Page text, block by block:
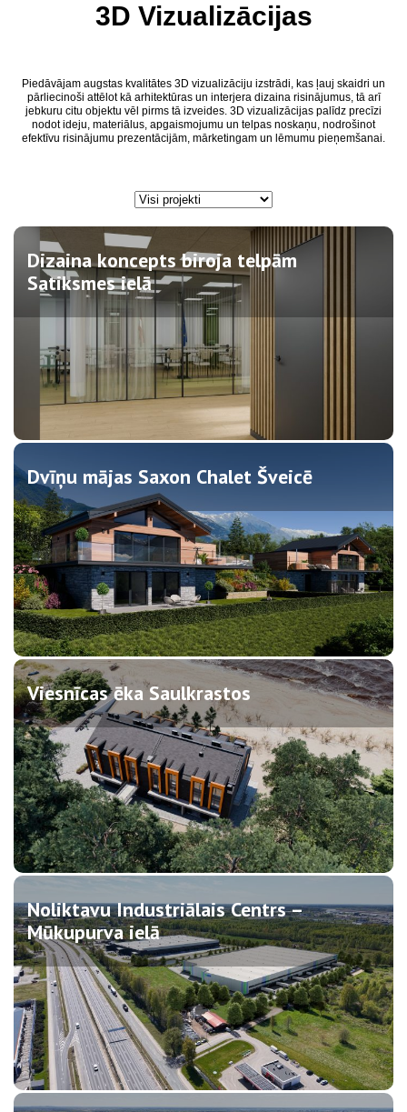
3D Vizualizācijas
Piedāvājam augstas kvalitātes 3D vizualizāciju izstrādi, kas ļauj skaidri un
pārliecinoši attēlot kā arhitektūras un interjera dizaina risinājumus, tā arī
jebkuru citu objektu vēl pirms tā izveides. 3D vizualizācijas palīdz precīzi
nodot ideju, materiālus, apgaismojumu un telpas noskaņu, nodrošinot
efektīvu risinājumu prezentācijām, mārketingam un lēmumu pieņemšanai.
Dizaina koncepts biroja telpām
Satiksmes ielā
Dvīņu mājas Saxon Chalet Šveicē
Viesnīcas ēka Saulkrastos
Noliktavu Industriālais Centrs –
Mūkupurva ielā